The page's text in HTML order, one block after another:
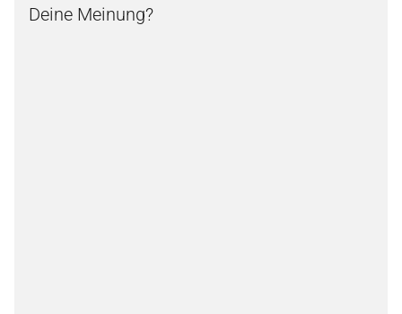
Deine Meinung?